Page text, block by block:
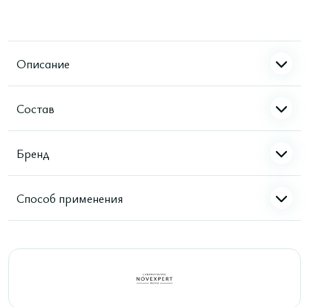
Описание
Состав
Бренд
Способ применения